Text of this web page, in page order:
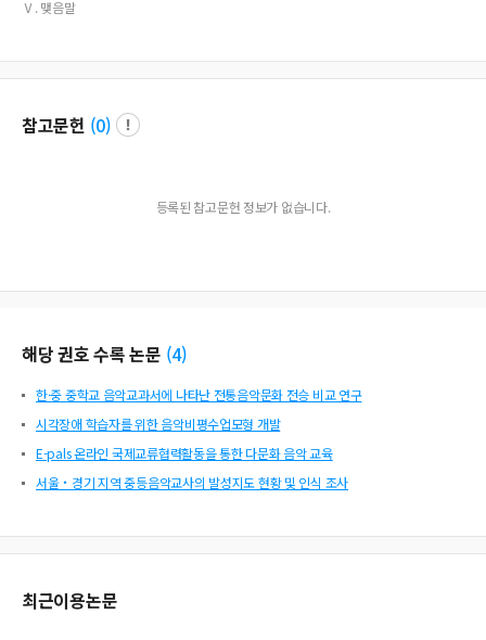
Ⅴ. 맺음말
참고문헌 (0)
등록된 참고문헌 정보가 없습니다.
해당 권호 수록 논문 (4)
한·중 중학교 음악교과서에 나타난 전통음악문화 전승 비교 연구
시각장애 학습자를 위한 음악비평수업모형 개발
E-pals 온라인 국제교류협력활동을 통한 다문화 음악 교육
서울‧경기 지역 중등음악교사의 발성지도 현황 및 인식 조사
최근이용논문